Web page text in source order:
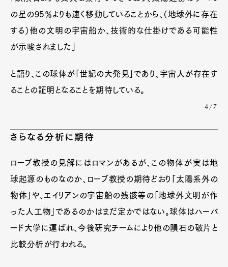
の星の95％よりも速く移動していることから、（地球外に存在
する）他の文明の宇宙船か、技術的な仕掛けである可能性
が示唆されました」
と語り、この球体が「世紀の大発見」であり、宇宙人が存在す
ることの証明となることを期待している。
4/7
さらなる分析に期待
ローブ教授の見解にはロマンがあるが、この物体が実は地
球起源のものなのか、ローブ教授の期待どおり「太陽系外の
物体」や、エイリアンの宇宙船の残骸等の「地球外文明が作
った人工物」であるのかはまだ定かではない。球体はハーバ
ード大学に運ばれ、今後研究チームにより他の隕石の破片と
比較分析が行われる。